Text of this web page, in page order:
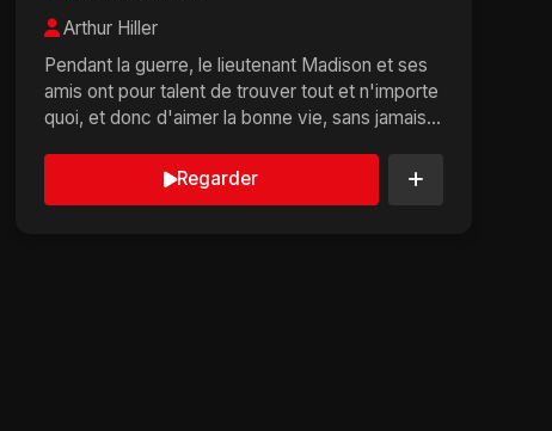
Arthur Hiller
Pendant la guerre, le lieutenant Madison et ses
amis ont pour talent de trouver tout et n'importe
quoi, et donc d'aimer la bonne vie, sans jamais
Regarder